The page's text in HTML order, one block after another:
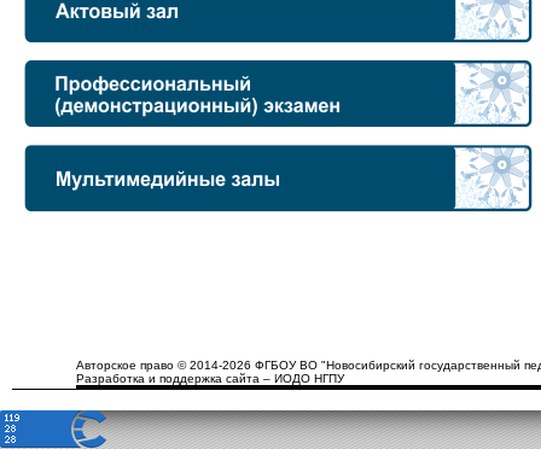
Авторское право © 2014-2026 ФГБОУ ВО "Новосибирский государственный
Разработка и поддержка сайта – ИОДО НГПУ